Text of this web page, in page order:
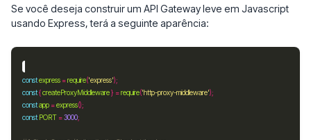
Se você deseja construir um API Gateway leve em Javascript
usando Express, terá a seguinte aparência:
constexpress =require('express'
const { createProxyMiddleware } =require('http-proxy-middleware'
constapp =express
const PORT =3000